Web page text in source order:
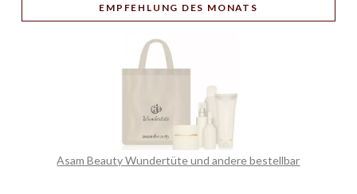
EMPFEHLUNG DES MONATS
Asam Beauty Wundertüte und andere bestellbar